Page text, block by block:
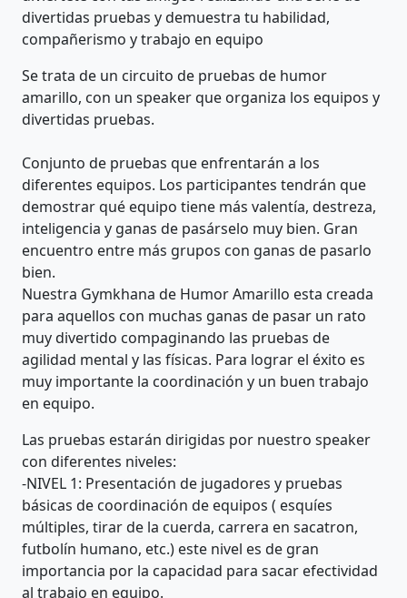
divertidas pruebas y demuestra tu habilidad,
compañerismo y trabajo en equipo
Se trata de un circuito de pruebas de humor
amarillo, con un speaker que organiza los equipos y
divertidas pruebas.
Conjunto de pruebas que enfrentarán a los
diferentes equipos. Los participantes tendrán que
demostrar qué equipo tiene más valentía, destreza,
inteligencia y ganas de pasárselo muy bien. Gran
encuentro entre más grupos con ganas de pasarlo
bien.
Nuestra Gymkhana de Humor Amarillo esta creada
para aquellos con muchas ganas de pasar un rato
muy divertido compaginando las pruebas de
agilidad mental y las físicas. Para lograr el éxito es
muy importante la coordinación y un buen trabajo
en equipo.
Las pruebas estarán dirigidas por nuestro speaker
con diferentes niveles:
-NIVEL 1: Presentación de jugadores y pruebas
básicas de coordinación de equipos ( esquíes
múltiples, tirar de la cuerda, carrera en sacatron,
futbolín humano, etc.) este nivel es de gran
importancia por la capacidad para sacar efectividad
al trabajo en equipo.